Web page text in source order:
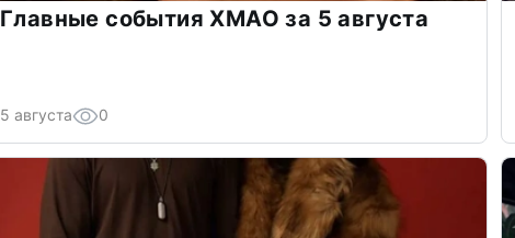
Главные события ХМАО за 5 августа
5 августа 0